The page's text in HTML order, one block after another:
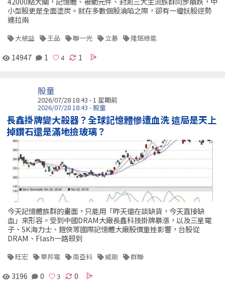
小型股更是全面塗炭。就在多數個股淪陷之際，卻有一檔妖股逆勢
連拉兩
大統益 王品 聯一光 立碁 隆銘綠能
14947 1 1
股童
2026/07/28 18:43 - 1 星期前
2026/07/28 18:43 - 股童
長鑫掛牌變大殺器？全球記憶體慘遭血洗 這局是天上
掉鑽石還是滿地撿玻璃？
今天記憶體族群的畫面，只能用「昨天還在談缺貨，今天直接缺
血」來形容。受到中國DRAM大廠長鑫科技掛牌暴漲，以及三星電
子、SK海力士、鎧俠等國際記憶體大廠股價重挫影響，台股從
DRAM、Flash一路殺到
旺宏 華邦電 南亞科 威剛 群聯
3196 0 0